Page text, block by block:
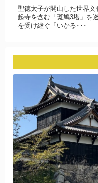
聖徳太子が開山した世界
起寺を含む「斑鳩3塔」を
を受け継ぐ「いかる･･･